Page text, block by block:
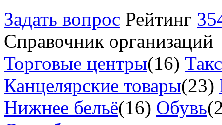
Задать вопрос Рейтинг
Справочник организаций
Торговые центры(16)
Канцелярские товары(23)
Нижнее бельё(16) Обувь